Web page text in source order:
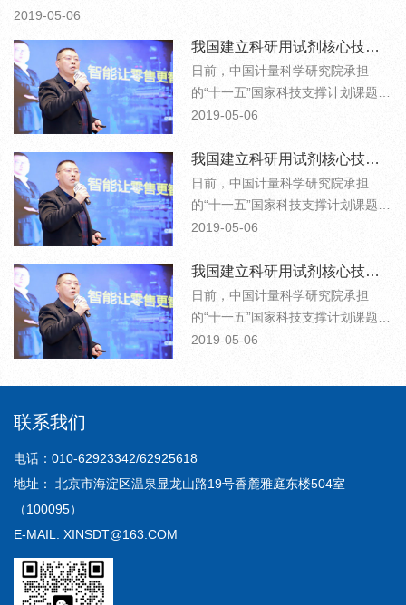
鉴定意见认为，该课题部分研究成果达到国际先进水平，试剂标准
研用试剂生产和质量控制具有重要意义
2019-05-06
我国建立科研用试剂核心技术标准和质量控制平台
日前，中国计量科学研究院承担
的“十一五”国家科技支撑计划课题
《科研用有机试剂标准规范的制定
条件与财务司组织的课题验收和国
家质检总局组织的成果鉴定。鉴定
意见认为，该课题部分研究成果达
到国际先进水平，试剂标准化、质
领域空白，对提高我国科研用试剂
生产和质量控制具有重要意义
2019-05-06
我国建立科研用试剂核心技术标准和质量控制平台
日前，中国计量科学研究院承担
的“十一五”国家科技支撑计划课题
《科研用有机试剂标准规范的制定
条件与财务司组织的课题验收和国
家质检总局组织的成果鉴定。鉴定
意见认为，该课题部分研究成果达
到国际先进水平，试剂标准化、质
2019-05-06
我国建立科研用试剂核心技术标准和质量控制平台
日前，中国计量科学研究院承担
的“十一五”国家科技支撑计划课题
《科研用有机试剂标准规范的制定
领域空白，对提高我国科研用试剂
2019-05-06
联系我们
电话：010-62923342/62925618
地址： 北京市海淀区温泉显龙山路19号香麓雅庭东楼504室
（100095）
E-MAIL: XINSDT@163.COM